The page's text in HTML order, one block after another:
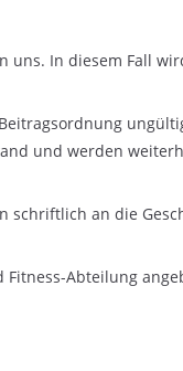
In diesem Fall
und werden
an die
Abteilung